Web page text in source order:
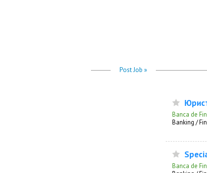
Post Job »
Banca de
Banking /
Banca de